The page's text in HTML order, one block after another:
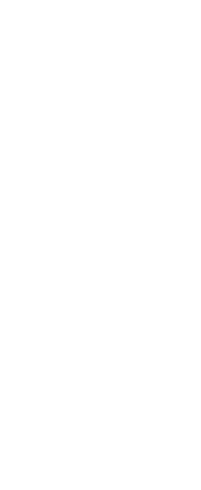
にある場合、エンドポイン
環境変
ジョンを cn-hangzhou に設定し